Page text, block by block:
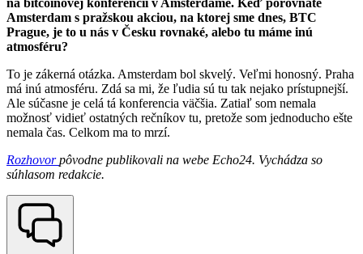
na bitcoinovej konferencii v Amsterdame. Keď porovnáte
Amsterdam s pražskou akciou, na ktorej sme dnes, BTC
Prague, je to u nás v Česku rovnaké, alebo tu máme inú
atmosféru?
To je zákerná otázka. Amsterdam bol skvelý. Veľmi honosný. Praha
má inú atmosféru. Zdá sa mi, že ľudia sú tu tak nejako prístupnejší.
Ale súčasne je celá tá konferencia väčšia. Zatiaľ som nemala
možnosť vidieť ostatných rečníkov tu, pretože som jednoducho ešte
nemala čas. Celkom ma to mrzí.
Rozhovorpôvodne publikovali na webe Echo24. Vychádza so
súhlasom redakcie.